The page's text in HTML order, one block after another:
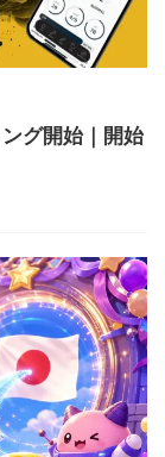
グ開始｜開始